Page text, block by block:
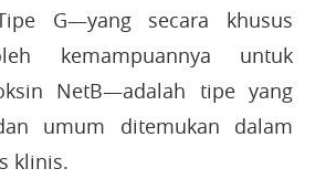
G—yang secara khusus
kemampuannya untuk
NetB—adalah tipe yang
umum ditemukan dalam
klinis.